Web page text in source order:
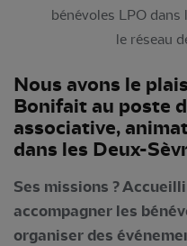
bénévoles LPO dans
le réseau
Nous avons le
Bonifait au poste
associative,
dans les Deux-
Ses missions ?
accompagner les
organiser des